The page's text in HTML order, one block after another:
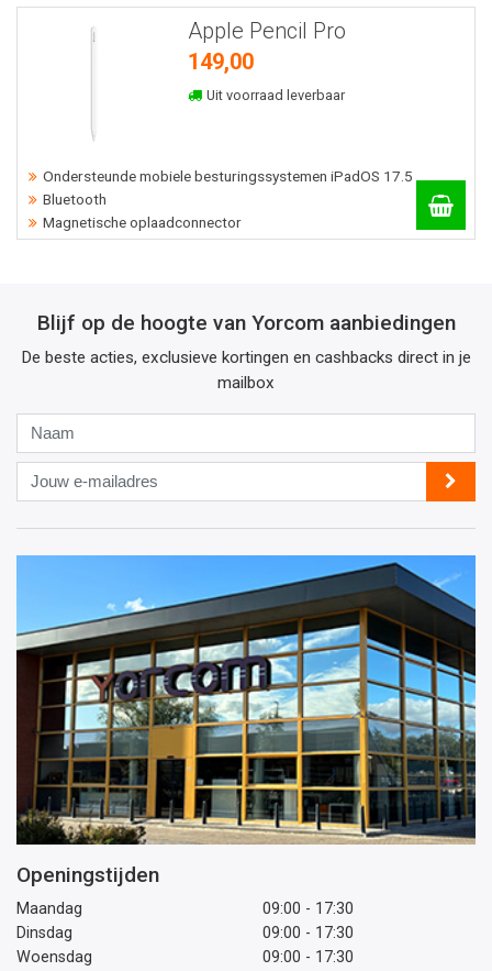
Apple Pencil Pro
149,00
Uit voorraad leverbaar
Ondersteunde mobiele besturingssystemen iPadOS 17.5
Bluetooth
Magnetische oplaadconnector
Blijf op de hoogte van Yorcom aanbiedingen
De beste acties, exclusieve kortingen en cashbacks direct in je
mailbox
Jouw
e-
mailadres
Openingstijden
Maandag
09:00 - 17:30
Dinsdag
09:00 - 17:30
Woensdag
09:00 - 17:30